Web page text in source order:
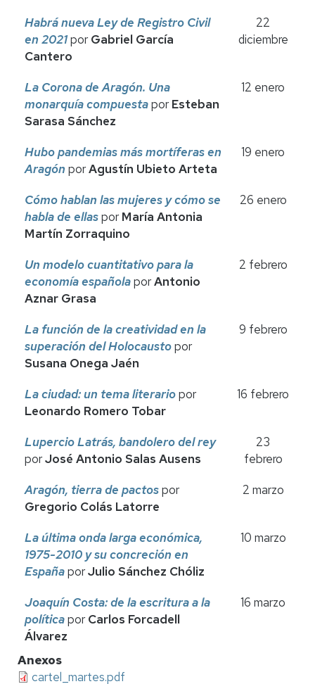
Habrá nueva Ley de Registro Civil
en 2021por Gabriel García
Cantero
22
diciembre
La Corona de Aragón. Una
monarquía compuestapor Esteban
Sarasa Sánchez
12 enero
Hubo pandemias más mortíferas en
Aragón porAgustín Ubieto Arteta
19 enero
Cómo hablan las mujeres y cómo se
habla de ellaspor María Antonia
Martín Zorraquino
26 enero
Un modelo cuantitativo para la
economía españolaporAntonio
Aznar Grasa
2 febrero
La función de la creatividad en la
superación del Holocaustopor
Susana Onega Jaén
9 febrero
La ciudad: un tema literariopor
Leonardo Romero Tobar
16 febrero
Lupercio Latrás, bandolero del rey
porJosé Antonio Salas Ausens
23
febrero
Aragón, tierra de pactospor
Gregorio Colás Latorre
2 marzo
La última onda larga económica,
1975-2010 y su concreción en
EspañaporJulio Sánchez Chóliz
10 marzo
Joaquín Costa: de la escritura a la
políticapor Carlos Forcadell
Álvarez
16 marzo
Anexos
cartel_martes.pdf